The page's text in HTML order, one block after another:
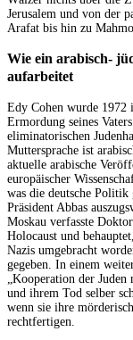
Jerusalem und von der
Arafat bis hin zu
Wie ein arabisch-
aufarbeitet
Edy Cohen wurde
Ermordung seines
eliminatorischen
Muttersprache ist
aktuelle arabische
europäischer
was die deutsche Politik
Präsident Abbas
Moskau verfasste
Holocaust und
Nazis umgebracht
gegeben. In einem
„Kooperation der
und ihrem Tod selber
wenn sie ihre
rechtfertigen.